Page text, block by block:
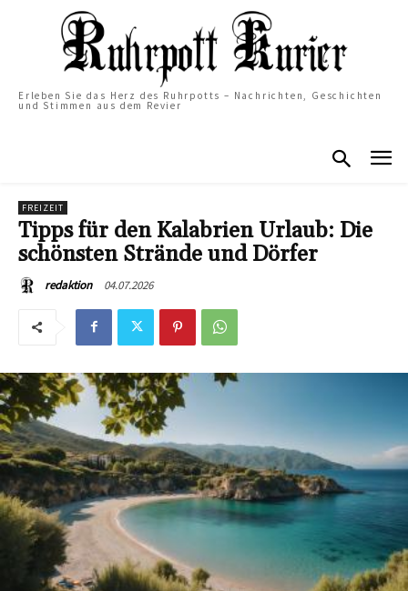
Erleben Sie das Herz des Ruhrpotts – Nachrichten, Geschichten
und Stimmen aus dem Revier
FREIZEIT
Tipps für den Kalabrien Urlaub: Die
schönsten Strände und Dörfer
redaktion 04.07.2026